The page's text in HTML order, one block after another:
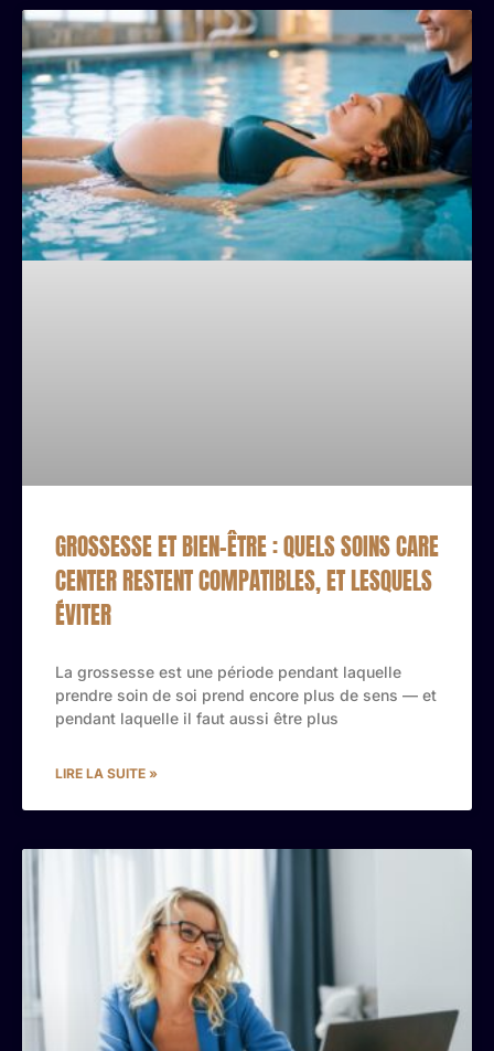
GROSSESSE ET BIEN-ÊTRE : QUELS SOINS CARE
CENTER RESTENT COMPATIBLES, ET LESQUELS
ÉVITER
La grossesse est une période pendant laquelle
prendre soin de soi prend encore plus de sens — et
pendant laquelle il faut aussi être plus
LIRE LA SUITE »